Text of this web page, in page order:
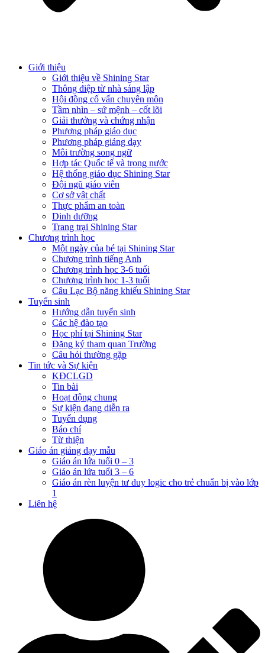
Giới thiệu
Giới thiệu về Shining Star
Thông điệp từ nhà sáng lập
Hội đồng cố vấn chuyên môn
Tầm nhìn – sứ mệnh – cốt lõi
Giải thưởng và chứng nhận
Phương pháp giáo dục
Phương pháp giảng dạy
Môi trường song ngữ
Hợp tác Quốc tế và trong nước
Hệ thống giáo dục Shining Star
Đội ngũ giáo viên
Cơ sở vật chất
Thực phẩm an toàn
Dinh dưỡng
Trang trại Shining Star
Chương trình học
Một ngày của bé tại Shining Star
Chương trình tiếng Anh
Chương trình học 3-6 tuổi
Chương trình học 1-3 tuổi
Câu Lạc Bộ năng khiếu Shining Star
Tuyển sinh
Hướng dẫn tuyển sinh
Các hệ đào tạo
Học phí tại Shining Star
Đăng ký tham quan Trường
Câu hỏi thường gặp
Tin tức và Sự kiện
KĐCLGD
Tin bài
Hoạt động chung
Sự kiện đang diễn ra
Tuyển dụng
Báo chí
Từ thiện
Giáo án giảng dạy mẫu
Giáo án lứa tuổi 0 – 3
Giáo án lứa tuổi 3 – 6
Giáo án rèn luyện tư duy logic cho trẻ chuẩn bị vào lớp
1
Liên hệ